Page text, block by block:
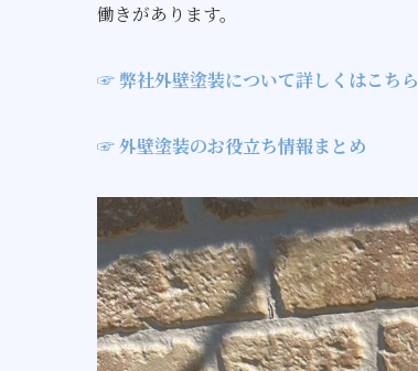
働きがあります。
☞ 弊社外壁塗装について詳しくはこちら
☞ 外壁塗装のお役立ち情報まとめ